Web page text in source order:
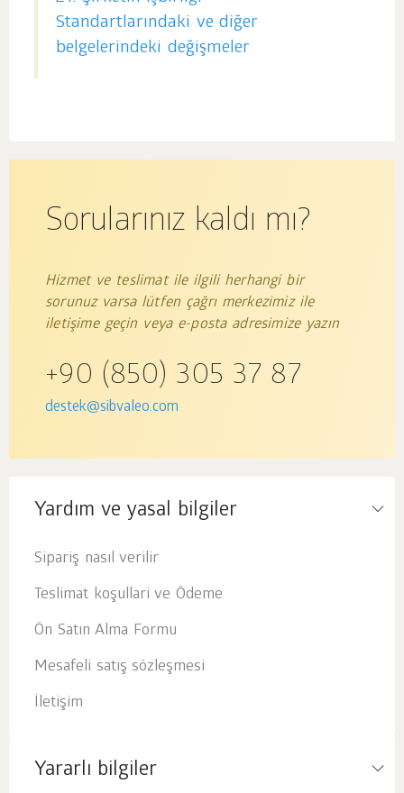
Standartlarındaki ve diğer
belgelerindeki değişmeler
Sorularınız kaldı mı?
Hizmet ve teslimat ile ilgili herhangi bir
sorunuz varsa lütfen çağrı merkezimiz ile
iletişime geçin veya e-posta adresimize yazın
+90 (850) 305 37 87
destek@sibvaleo.com
Yardım ve yasal bilgiler
Sipariş nasıl verilir
Teslimat koşullari ve Ödeme
Ön Satın Alma Formu
Mesafeli satış sözleşmesi
İletişim
Yararlı bilgiler